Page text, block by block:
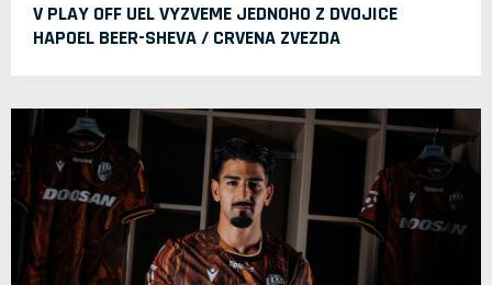
V PLAY OFF UEL VYZVEME JEDNOHO Z DVOJICE
HAPOEL BEER-SHEVA / CRVENA ZVEZDA